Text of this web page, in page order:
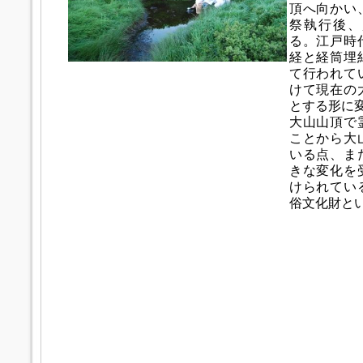
頂へ向かい
祭執行後
る。江戸時
経と経筒埋
て行われて
けて現在の
とする形に
大山山頂で
ことから大
いる点、ま
きな変化を
けられてい
俗文化財と